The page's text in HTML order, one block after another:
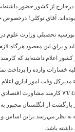
استنادات موجود شما فقط ‌١١ ماه
بوده‌اند. آقاي توکلي!
بورسيه تحصيلي وزارت علوم
اعلام داشته‌ايد که
نوشته‌ايد از دي‌ماه ‌١٣٦٨ تاکنون
از انگلستان مجبور به
نظر مي‌رسد براين اساس و
باشد.